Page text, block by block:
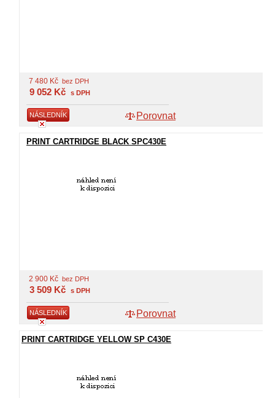
7 480 Kč bez DPH
9 052 Kč s DPH
Porovnat
NÁSLEDNÍK
PRINT CARTRIDGE BLACK SPC430E
2 900 Kč bez DPH
3 509 Kč s DPH
Porovnat
NÁSLEDNÍK
PRINT CARTRIDGE YELLOW SP C430E